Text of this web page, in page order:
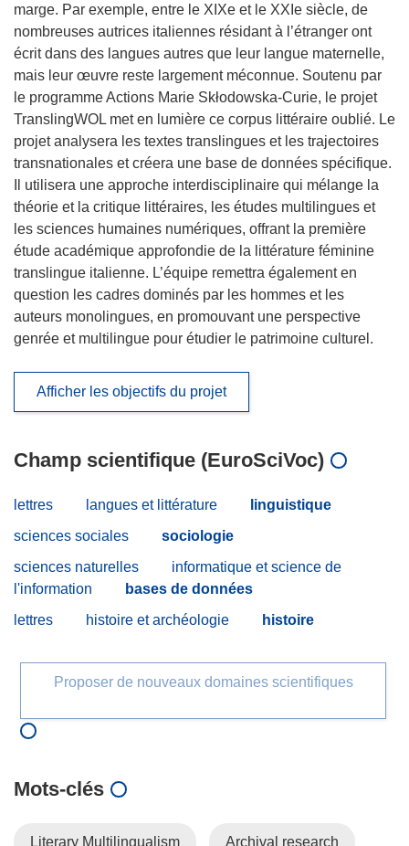
marge. Par exemple, entre le XIXe et le XXIe siècle, de
nombreuses autrices italiennes résidant à l’étranger ont
écrit dans des langues autres que leur langue maternelle,
mais leur œuvre reste largement méconnue. Soutenu par
le programme Actions Marie Skłodowska-Curie, le projet
TranslingWOL met en lumière ce corpus littéraire oublié. Le
projet analysera les textes translingues et les trajectoires
transnationales et créera une base de données spécifique.
Il utilisera une approche interdisciplinaire qui mélange la
théorie et la critique littéraires, les études multilingues et
les sciences humaines numériques, offrant la première
étude académique approfondie de la littérature féminine
translingue italienne. L’équipe remettra également en
question les cadres dominés par les hommes et les
auteurs monolingues, en promouvant une perspective
genrée et multilingue pour étudier le patrimoine culturel.
Afficher les objectifs du projet
Champ scientifique (EuroSciVoc)
lettres langues et littérature
linguistique
sciences sociales
sociologie
sciences naturelles
informatique et science de
l'information
bases de données
lettres
histoire et archéologie histoire
Proposer de nouveaux domaines scientifiques
Mots‑clés
Literary Multilingualism Archival research